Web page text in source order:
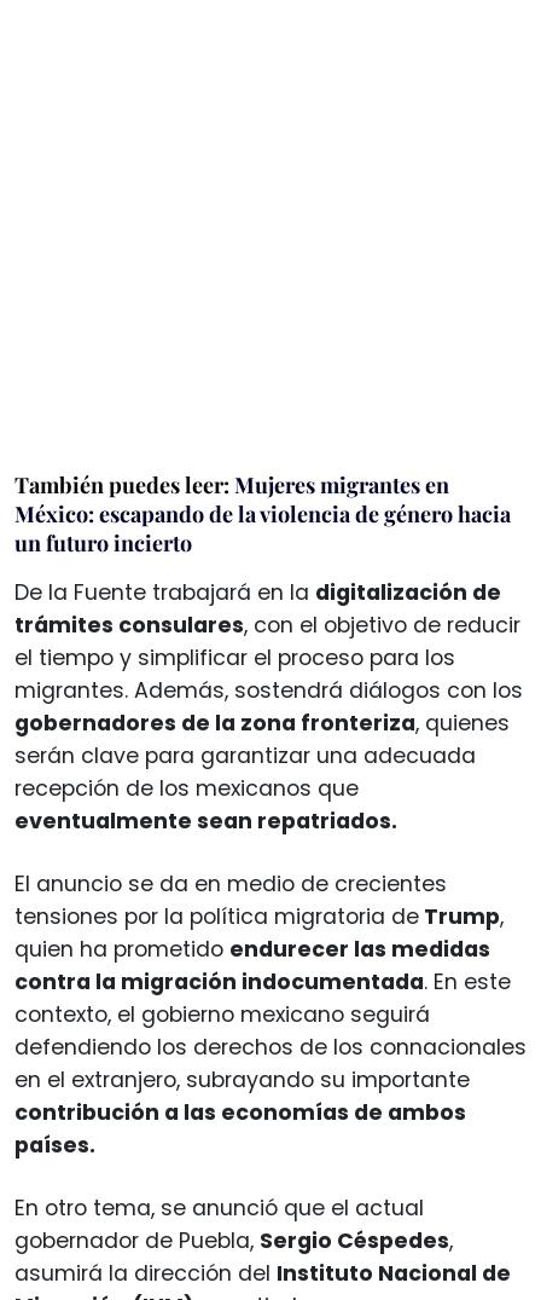
También puedes leer: Mujeres migrantes en
México: escapando de la violencia de género hacia
un futuro incierto
De la Fuente trabajará en la digitalización de
trámites consulares, con el objetivo de reducir
el tiempo y simplificar el proceso para los
migrantes. Además, sostendrá diálogos con los
gobernadores de la zona fronteriza, quienes
serán clave para garantizar una adecuada
recepción de los mexicanos que
eventualmente sean repatriados.
El anuncio se da en medio de crecientes
tensiones por la política migratoria de Trump,
quien ha prometido endurecer las medidas
contra la migración indocumentada. En este
contexto, el gobierno mexicano seguirá
defendiendo los derechos de los connacionales
en el extranjero, subrayando su importante
contribución a las economías de ambos
países.
En otro tema, se anunció que el actual
gobernador de Puebla, Sergio Céspedes,
asumirá la dirección del Instituto Nacional de